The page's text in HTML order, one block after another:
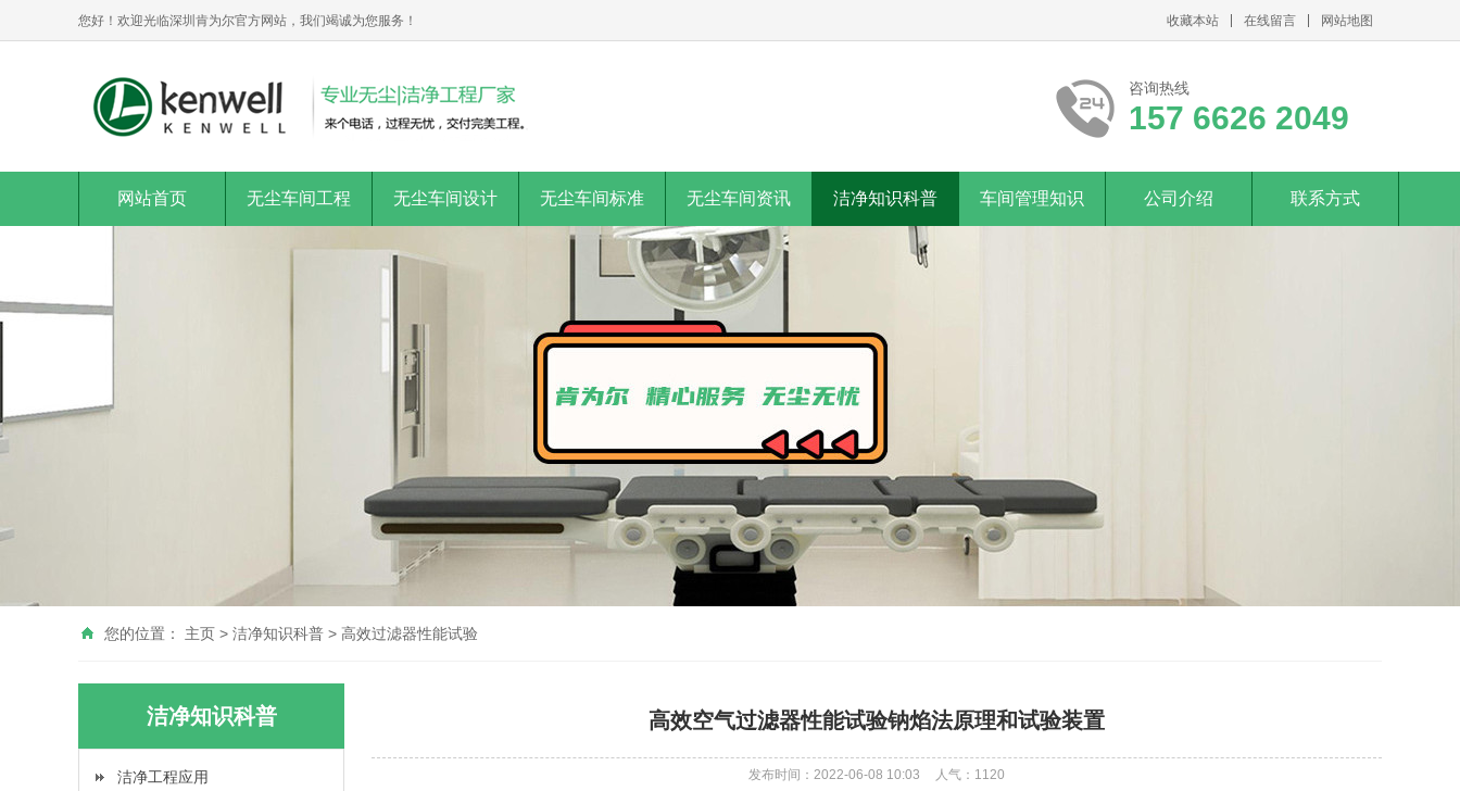
您好！欢迎光临深圳肯为尔官方网站，我们竭诚为您服务！ 收藏本站 在线留言 网站地图
咨询热线
157 6626 2049
网站首页 无尘车间工程 无尘车间设计 无尘车间标准 无尘车间资讯 洁净知识科普 车间管理知识 公司介绍 联系方式
您的位置： 主页 > 洁净知识科普 > 高效过滤器性能试验
洁净知识科普
洁净工程应用
高效空气过滤器性能试验钠焰法原理和试验装置
发布时间：2022-06-08 10:03 人气： 1120